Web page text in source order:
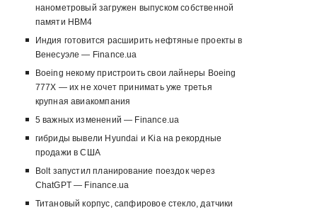
нанометровый загружен выпуском собственной
памяти HBM4
Индия готовится расширить нефтяные проекты в
Венесуэле — Finance.ua
Boeing некому пристроить свои лайнеры Boeing
777X — их не хочет принимать уже третья
крупная авиакомпания
5 важных изменений — Finance.ua
гибриды вывели Hyundai и Kia на рекордные
продажи в США
Bolt запустил планирование поездок через
ChatGPT — Finance.ua
Титановый корпус, сапфировое стекло, датчики